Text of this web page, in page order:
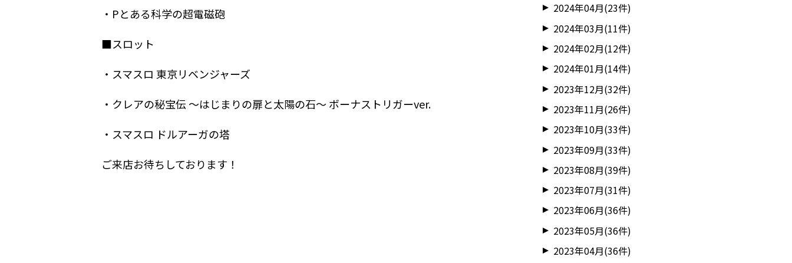
・Pとある科学の超電磁砲
■スロット
・スマスロ 東京リベンジャーズ
・クレアの秘宝伝 ～はじまりの扉と太陽の石～ ボーナストリガーver.
・スマスロ ドルアーガの塔
ご来店お待ちしております！
2024年04月(23件)
2024年03月(11件)
2024年02月(12件)
2024年01月(14件)
2023年12月(32件)
2023年11月(26件)
2023年10月(33件)
2023年09月(33件)
2023年08月(39件)
2023年07月(31件)
2023年06月(36件)
2023年05月(36件)
2023年04月(36件)